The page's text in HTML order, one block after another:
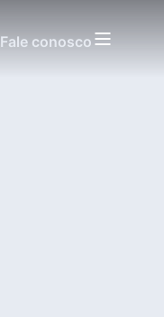
Fale conosco